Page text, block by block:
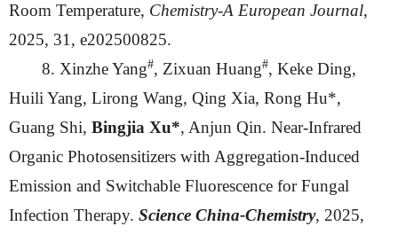
Room Temperature, Chemistry-A European Journal,
2025, 31, e202500825.
8. Xinzhe Yang#, Zixuan Huang#, Keke Ding,
Huili Yang, Lirong Wang, Qing Xia, Rong Hu*,
Guang Shi, Bingjia Xu*, Anjun Qin. Near-Infrared
Organic Photosensitizers with Aggregation-Induced
Emission and Switchable Fluorescence for Fungal
Infection Therapy. Science China-Chemistry, 2025,